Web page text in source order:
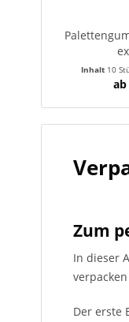
Inhalt 10
Zum
In dieser
Der erste